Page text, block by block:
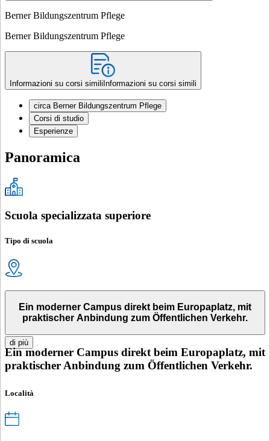
Berner Bildungszentrum Pflege
Berner Bildungszentrum Pflege
Informazioni su corsi simili Informazioni su corsi simili
circa Berner Bildungszentrum Pflege
Corsi di studio
Esperienze
Panoramica
Scuola specializzata superiore
Tipo di scuola
Ein moderner Campus direkt beim Europaplatz, mit
praktischer Anbindung zum Öffentlichen Verkehr.
di più
Ein moderner Campus direkt beim Europaplatz, mit
praktischer Anbindung zum Öffentlichen Verkehr.
Località